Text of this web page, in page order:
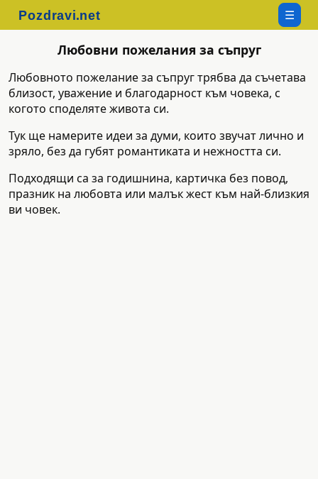
☰
Любовни пожелания за съпруг
Любовното пожелание за съпруг трябва да съчетава
близост, уважение и благодарност към човека, с
когото споделяте живота си.
Тук ще намерите идеи за думи, които звучат лично и
зряло, без да губят романтиката и нежността си.
Подходящи са за годишнина, картичка без повод,
празник на любовта или малък жест към най-близкия
ви човек.